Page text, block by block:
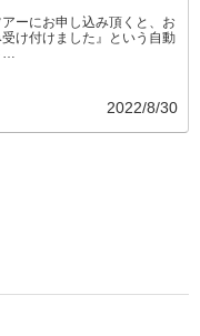
ーにお申し込み頂くと、お
け付けました』という自動
…
2022/8/30